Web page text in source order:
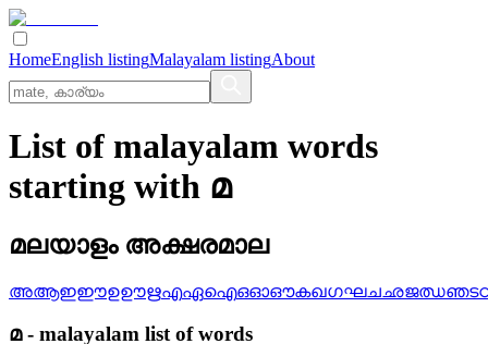
HomeEnglish listingMalayalam listingAbout
List of malayalam words
starting with മ
മലയാളം അക്ഷരമാല
അആഇഈഉഊഋഎഏഐഒഓഔകഖഗഘചഛജഝഞട
മ- malayalam list of words